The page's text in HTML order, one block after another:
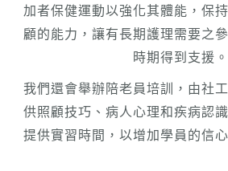
加者保健運動以強化其體能，保
顧的能力，讓有長期護理需要之
時期得到支援。
我們還會舉辦陪老員培訓，由社
供照顧技巧、病人心理和疾病認
提供實習時間，以增加學員的信